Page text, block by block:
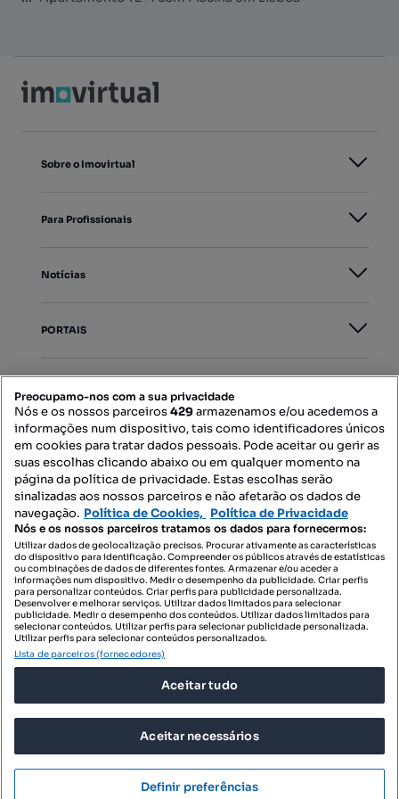
Mensagens
Sobre o Imovirtual
Para Profissionais
Notícias
PORTAIS
Contacte-nos
SIGA-NOS:
DESCARREGAR NA:
© 2026 Imovirtual.com, OLX Portugal, S.A.
POLÍTICA DE PRIVACIDADE
Preocupamo-nos com a sua privacidade
Nós e os nossos parceiros429armazenamos e/ou acedemos a
informações num dispositivo, tais como identificadores únicos
em cookies para tratar dados pessoais. Pode aceitar ou gerir as
suas escolhas clicando abaixo ou em qualquer momento na
página da política de privacidade. Estas escolhas serão
sinalizadas aos nossos parceiros e não afetarão os dados de
navegação. Política de Cookies, Política de Privacidade
Nós e os nossos parceiros tratamos os dados para fornecermos:
Utilizar dados de geolocalização precisos. Procurar ativamente as características
do dispositivo para identificação. Compreender os públicos através de estatísticas
ou combinações de dados de diferentes fontes. Armazenar e/ou aceder a
informações num dispositivo. Medir o desempenho da publicidade. Criar perfis
para personalizar conteúdos. Criar perfis para publicidade personalizada.
Desenvolver e melhorar serviços. Utilizar dados limitados para selecionar
publicidade. Medir o desempenho dos conteúdos. Utilizar dados limitados para
selecionar conteúdos. Utilizar perfis para selecionar publicidade personalizada.
Utilizar perfis para selecionar conteúdos personalizados.
Lista de parceiros (fornecedores)
Aceitar tudo
Aceitar necessários
Definir preferências